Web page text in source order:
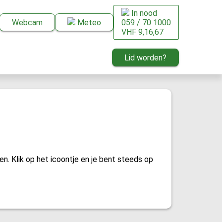
Webcam Meteo
In nood
059 / 70 1000
VHF 9,16,67
Lid worden?
Klik op het icoontje en je bent steeds op